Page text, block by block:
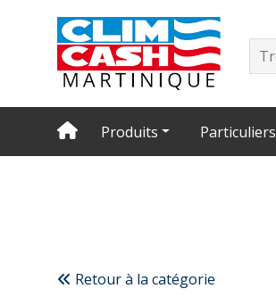
Produits Particuliers
Retour à la catégorie